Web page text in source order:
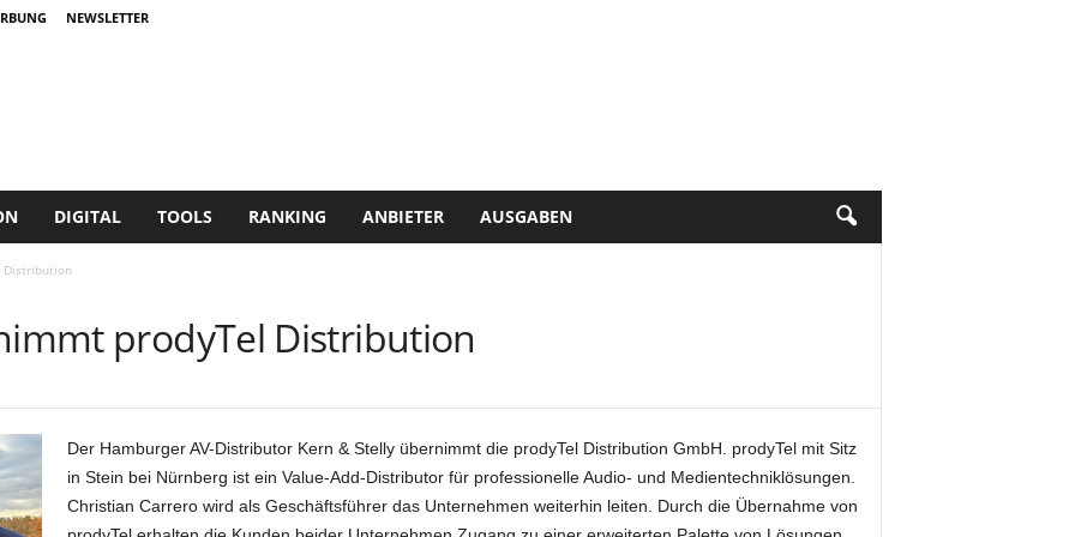
NEWSLETTER
DIGITAL TOOLS RANKING ANBIETER AUSGABEN
Distribution
prodyTel Distribution
Der Hamburger AV-Distributor Kern & Stelly übernimmt die prodyTel Distribution GmbH. prodyTel mit Sitz
in Stein bei Nürnberg ist ein Value-Add-Distributor für professionelle Audio- und Medientechniklösungen.
Christian Carrero wird als Geschäftsführer das Unternehmen weiterhin leiten. Durch die Übernahme von